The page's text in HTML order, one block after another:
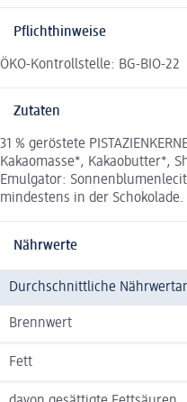
Pflichthinweise
ÖKO-Kontrollstelle: BG-BIO-22
Zutaten
31 % geröstete
Kakaomasse*, Kakaobutter*,
Emulgator:
mindestens in der
Nährwerte
Durchschnittliche
Brennwert
Fett